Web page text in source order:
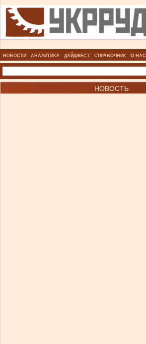
НОВОСТИ АНАЛИТИКА ДАЙДЖЕСТ СПРАВОЧНИК О НАС
НОВОСТЬ